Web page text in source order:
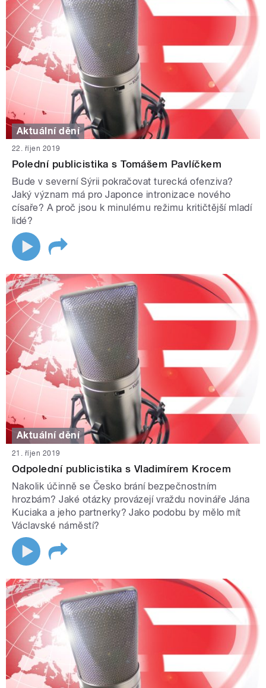
Aktuální dění
22. říjen 2019
Polední publicistika s Tomášem Pavlíčkem
Bude v severní Sýrii pokračovat turecká ofenziva?
Jaký význam má pro Japonce intronizace nového
císaře? A proč jsou k minulému režimu kritičtější mladí
lidé?
Aktuální dění
21. říjen 2019
Odpolední publicistika s Vladimírem Krocem
Nakolik účinně se Česko brání bezpečnostním
hrozbám? Jaké otázky provázejí vraždu novináře Jána
Kuciaka a jeho partnerky? Jako podobu by mělo mít
Václavské náměstí?